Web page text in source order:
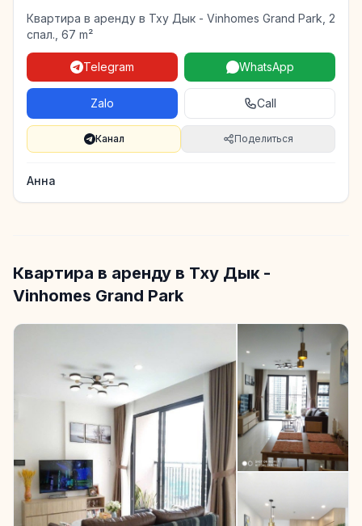
Квартира в аренду в Тху Дык - Vinhomes Grand Park, 2
спал., 67 m²
Telegram WhatsApp
Zalo Call
Канал Поделиться
Анна
Квартира в аренду в Тху Дык -
Vinhomes Grand Park